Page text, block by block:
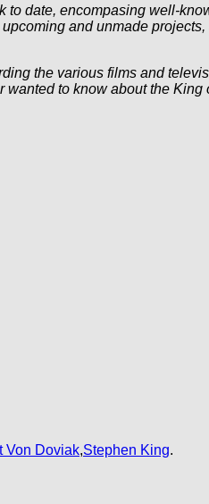
date, encompasing well-
and unmade
the various films and
to know about the
Von Doviak,Stephen King.